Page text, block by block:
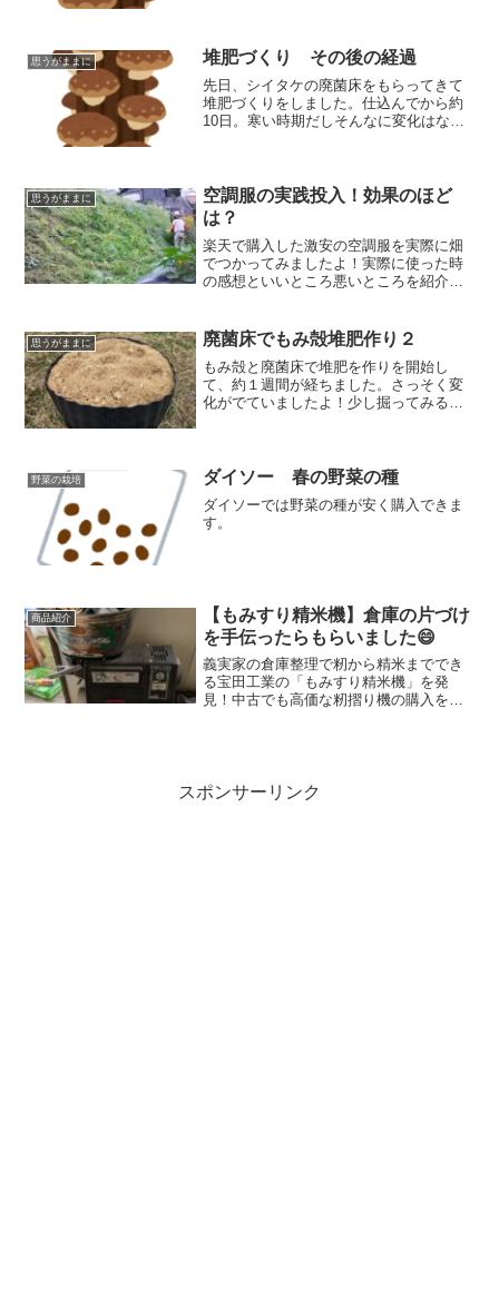
分解を促進してもらえるんじゃないかと
期待をしています。
思うがままに 堆肥づくり その後の経過
先日、シイタケの廃菌床をもらってきて
堆肥づくりをしました。仕込んでから約
10日。寒い時期だしそんなに変化はない
思うがままに
空調服の実践投入！効果のほど
は？
楽天で購入した激安の空調服を実際に畑
でつかってみましたよ！実際に使った時
の感想といいところ悪いところを紹介し
に入ると風が吹いているので涼しく感じ
るといった感じです。
思うがままに 廃菌床でもみ殻堆肥作り２
もみ殻と廃菌床で堆肥を作りを開始し
て、約１週間が経ちました。さっそく変
化がでていましたよ！少し掘ってみると
野菜の栽培 ダイソー 春の野菜の種
ダイソーでは野菜の種が安く購入できま
す。
商品紹介
【もみすり精米機】倉庫の片づけ
を手伝ったらもらいました😄
義実家の倉庫整理で籾から精米まででき
る宝田工業の「もみすり精米機」を発
見！中古でも高価な籾摺り機の購入を迷
スポンサーリンク